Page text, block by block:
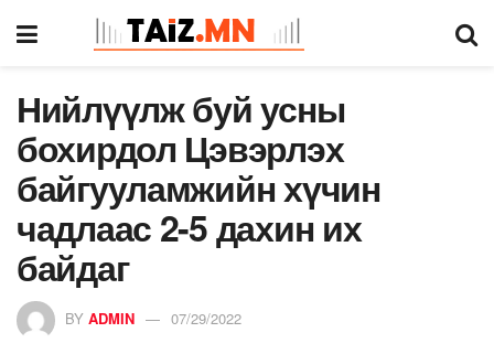
Нийлүүлж буй усны
бохирдол Цэвэрлэх
байгууламжийн хүчин
чадлаас 2-5 дахин их
байдаг
BY ADMIN 07/29/2022